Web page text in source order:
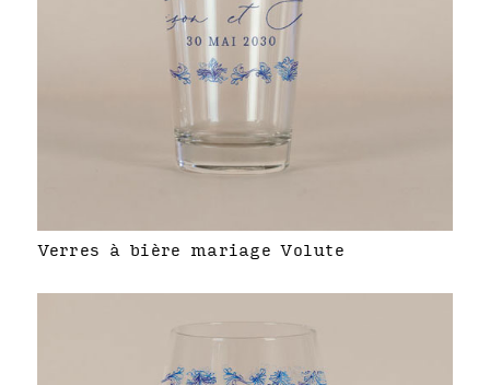
Verres à bière mariage Volute